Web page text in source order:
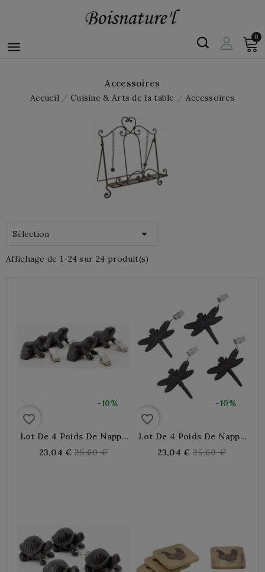

0
Accessoires
Accueil Cuisine & Arts de la table Accessoires
Sélection 
Affichage de 1-24 sur 24 produit(s)
-10%
favorite_border
Lot De 4 Poids De Nappe
Grenouille, En Fonte
23,04 € Regular
25,60 €
-10%
favorite_border
Lot De 4 Poids De Nappe
Libellule En Fonte
23,04 € Regular
25,60 €